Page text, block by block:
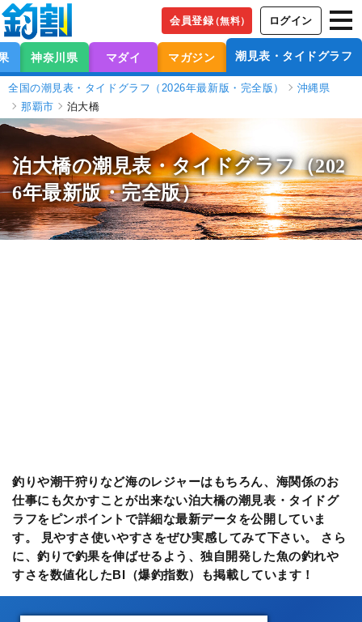
会員登録（無料） ログイン
神奈川県 マダイ マガジン 潮見表・タイドグラフ
全国の潮見表・タイドグラフ（2026年最新版・完全版）
沖縄県
那覇市
泊大橋
泊大橋の潮見表・タイドグラフ（202
6年最新版・完全版）
釣りや潮干狩りなど海のレジャーはもちろん、海関係のお
仕事にも欠かすことが出来ない泊大橋の潮見表・タイドグ
ラフをピンポイントで詳細な最新データを公開していま
す。 見やすさ使いやすさをぜひ実感してみて下さい。 さら
に、釣りで釣果を伸ばせるよう、独自開発した魚の釣れや
すさを数値化したBI（爆釣指数）も掲載しています！